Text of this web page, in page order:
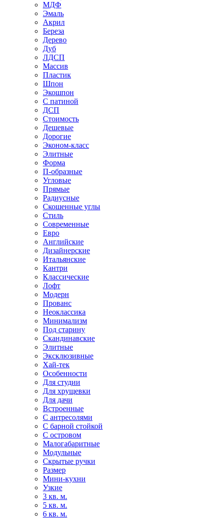
МДФ
Эмаль
Акрил
Береза
Дерево
Дуб
ЛДСП
Массив
Пластик
Шпон
Экошпон
С патиной
ДСП
Стоимость
Дешевые
Дорогие
Эконом-класс
Элитные
Форма
П-образные
Угловые
Прямые
Радиусные
Скошенные углы
Стиль
Современные
Евро
Английские
Дизайнерские
Итальянские
Кантри
Классические
Лофт
Модерн
Прованс
Неоклассика
Минимализм
Под старину
Скандинавские
Элитные
Эксклюзивные
Хай-тек
Особенности
Для студии
Для хрущевки
Для дачи
Встроенные
С антресолями
С барной стойкой
С островом
Малогабаритные
Модульные
Скрытые ручки
Размер
Мини-кухни
Узкие
3 кв. м.
5 кв. м.
6 кв. м.